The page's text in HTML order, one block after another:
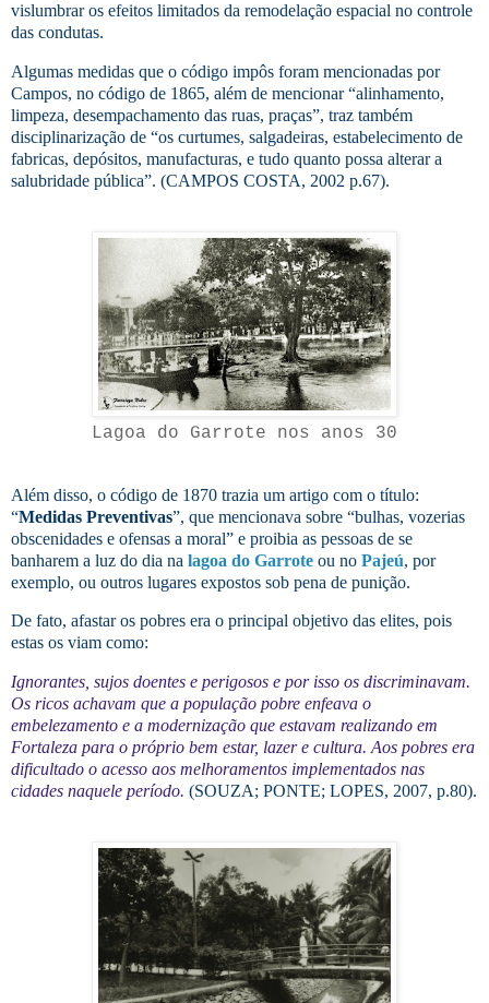
vislumbrar os efeitos limitados da remodelação espacial no controle
das condutas.
Algumas medidas que o código impôs foram mencionadas por
Campos, no código de 1865, além de mencionar “alinhamento,
limpeza, desempachamento das ruas, praças”, traz também
disciplinarização de “os curtumes, salgadeiras, estabelecimento de
fabricas, depósitos, manufacturas, e tudo quanto possa alterar a
salubridade pública”. (CAMPOS COSTA, 2002 p.67).
Lagoa do Garrote nos anos 30
Além disso, o código de 1870 trazia um artigo com o título:
“Medidas Preventivas”, que mencionava sobre “bulhas, vozerias
obscenidades e ofensas a moral” e proibia as pessoas de se
banharem a luz do dia na lagoa do Garrote ou no Pajeú, por
exemplo, ou outros lugares expostos sob pena de punição.
De fato, afastar os pobres era o principal objetivo das elites, pois
estas os viam como:
Ignorantes, sujos doentes e perigosos e por isso os discriminavam.
Os ricos achavam que a população pobre enfeava o
embelezamento e a modernização que estavam realizando em
Fortaleza para o próprio bem estar, lazer e cultura. Aos pobres era
dificultado o acesso aos melhoramentos implementados nas
cidades naquele período. (SOUZA; PONTE; LOPES, 2007, p.80).